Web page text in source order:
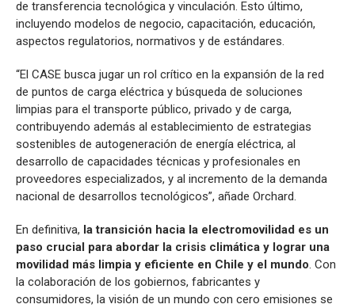
de transferencia tecnológica y vinculación. Esto último,
incluyendo modelos de negocio, capacitación, educación,
aspectos regulatorios, normativos y de estándares.
“El CASE busca jugar un rol crítico en la expansión de la red
de puntos de carga eléctrica y búsqueda de soluciones
limpias para el transporte público, privado y de carga,
contribuyendo además al establecimiento de estrategias
sostenibles de autogeneración de energía eléctrica, al
desarrollo de capacidades técnicas y profesionales en
proveedores especializados, y al incremento de la demanda
nacional de desarrollos tecnológicos”, añade Orchard.
En definitiva, la transición hacia la electromovilidad es un
paso crucial para abordar la crisis climática y lograr una
movilidad más limpia y eficiente en Chile y el mundo. Con
la colaboración de los gobiernos, fabricantes y
consumidores, la visión de un mundo con cero emisiones se